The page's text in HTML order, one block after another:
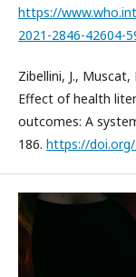
https://
2021-2846-42604-
Zibellini, J.,
Effect of health
outcomes: A
186. https://doi.org/